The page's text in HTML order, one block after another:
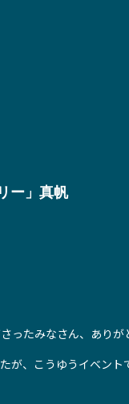
ー」真帆
ったみなさん、ありが
が、こうゆうイベン